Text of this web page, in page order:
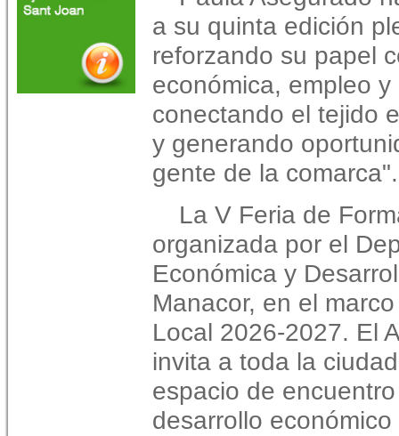
a su quinta edición
reforzando su papel
económica, empleo
conectando el tejido
y generando
gente de la comarca".
La V Feria de
organizada por el
Económica y
Manacor, en el
Local 2026-2027. El
invita a toda la
espacio de
desarrollo económico